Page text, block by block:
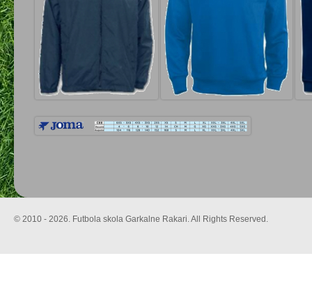
© 2010 - 2026. Futbola skola Garkalne Rakari. All Rights Reserved.